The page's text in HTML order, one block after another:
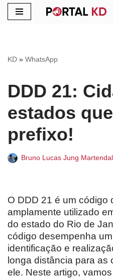
conteúdo
KD » WhatsApp
DDD 21:
estados
prefixo!
Bruno Lucas Jung Martendal
O DDD 21 é um código
amplamente utilizado
do estado do Rio de
código desempenha
identificação e
longa distância para
ele. Neste artigo,